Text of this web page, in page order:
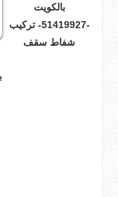
بالكويت
-51419927- تركيب
شفاط سقف